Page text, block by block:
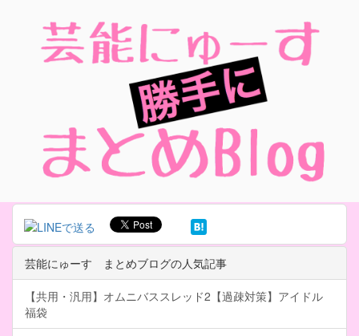
芸能にゅーす まとめブログの人気記事
【共用・汎用】オムニバススレッド2【過疎対策】アイドル
福袋